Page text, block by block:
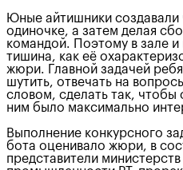
Юные айтишники создавали
одиночке, а затем делая
командой. Поэтому в зале
тишина, как её
жюри. Главной задачей
шутить, отвечать на
словом, сделать так, чтобы
ним было максимально
Выполнение конкурсного
бота оценивало жюри, в
представители